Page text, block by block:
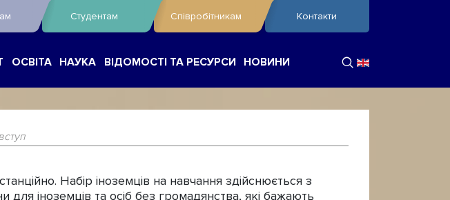
Студентам Співробітникам Контакти
ОСВІТА НАУКА ВІДОМОСТІ ТА РЕСУРСИ НОВИНИ
Набір іноземців на навчання здійснюється з
для іноземців та осіб без громадянства, які бажають